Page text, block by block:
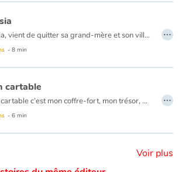
Anisia, vient de quitter sa grand-mère et son village en Angola pour venir en France avec ses parents et son petit frère. Tout est nouveau, tout est différent quand on change de pays... Heureusement, en allant à l’école, Anisia va rencontrer Mariette et sa nouvelle maîtresse.
- 8 min
…
cartable
Mon cartable c’est mon coffre-fort, mon trésor, mon territoire. Au milieu des cahiers, des livres et une trousse, il y a des trucs, des choses, des bouts de chez moi, l’odeur de la cour et les petits mots de Louna. Mais depuis le jour de la Grosse Dispute, tout est différent. Un texte délicat pour aborder le divorce dans la vie quotidienne d’un enfant.
- 6 min
…
Voir plus